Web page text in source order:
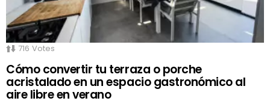
716 Votes
Cómo convertir tu terraza o porche
acristalado en un espacio gastronómico al
aire libre en verano